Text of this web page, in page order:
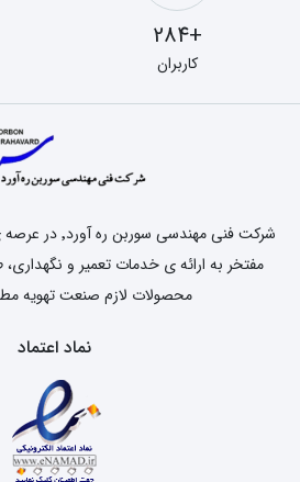
+284
کاربران
شرکت فنی
مفتخر به ارائه ی خدمات تعمیر و
محصولات لازم صنعت تهویه
نماد اعتماد